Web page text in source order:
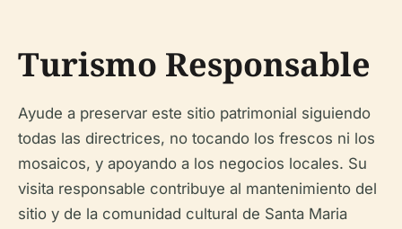
Turismo Responsable
Ayude a preservar este sitio patrimonial siguiendo
todas las directrices, no tocando los frescos ni los
mosaicos, y apoyando a los negocios locales. Su
visita responsable contribuye al mantenimiento del
sitio y de la comunidad cultural de Santa Maria